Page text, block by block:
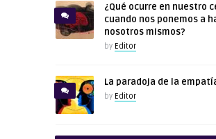
¿Qué ocurre en nuestro
cuando nos ponemos a
nosotros mismos?
by Editor
La paradoja de la
by Editor